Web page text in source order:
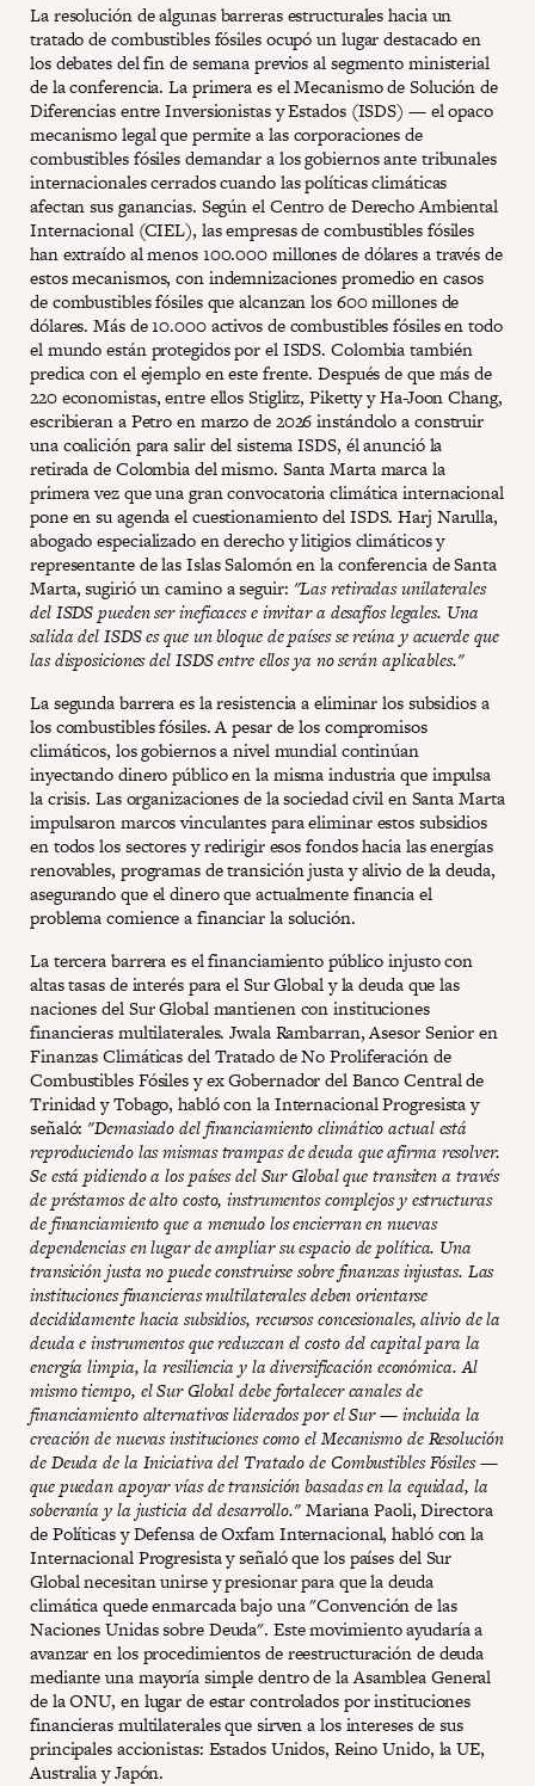
La resolución de algunas barreras estructurales hacia un
tratado de combustibles fósiles ocupó un lugar destacado en
los debates del fin de semana previos al segmento ministerial
de la conferencia. La primera es el Mecanismo de Solución de
Diferencias entre Inversionistas y Estados (ISDS) — el opaco
mecanismo legal que permite a las corporaciones de
combustibles fósiles demandar a los gobiernos ante tribunales
internacionales cerrados cuando las políticas climáticas
afectan sus ganancias. Según el Centro de Derecho Ambiental
Internacional (CIEL), las empresas de combustibles fósiles
han extraído al menos 100.000 millones de dólares a través de
estos mecanismos, con indemnizaciones promedio en casos
de combustibles fósiles que alcanzan los 600 millones de
dólares. Más de 10.000 activos de combustibles fósiles en todo
el mundo están protegidos por el ISDS. Colombia también
predica con el ejemplo en este frente. Después de que más de
220 economistas, entre ellos Stiglitz, Piketty y Ha-Joon Chang,
escribieran a Petro en marzo de 2026 instándolo a construir
una coalición para salir del sistema ISDS, él anunció la
retirada de Colombia del mismo. Santa Marta marca la
primera vez que una gran convocatoria climática internacional
pone en su agenda el cuestionamiento del ISDS. Harj Narulla,
abogado especializado en derecho y litigios climáticos y
representante de las Islas Salomón en la conferencia de Santa
Marta, sugirió un camino a seguir: "Las retiradas unilaterales
del ISDS pueden ser ineficaces e invitar a desafíos legales. Una
salida del ISDS es que un bloque de países se reúna y acuerde que
las disposiciones del ISDS entre ellos ya no serán aplicables."
La segunda barrera es la resistencia a eliminar los subsidios a
los combustibles fósiles. A pesar de los compromisos
climáticos, los gobiernos a nivel mundial continúan
inyectando dinero público en la misma industria que impulsa
la crisis. Las organizaciones de la sociedad civil en Santa Marta
impulsaron marcos vinculantes para eliminar estos subsidios
en todos los sectores y redirigir esos fondos hacia las energías
renovables, programas de transición justa y alivio de la deuda,
asegurando que el dinero que actualmente financia el
problema comience a financiar la solución.
La tercera barrera es el financiamiento público injusto con
altas tasas de interés para el Sur Global y la deuda que las
naciones del Sur Global mantienen con instituciones
financieras multilaterales. Jwala Rambarran, Asesor Senior en
Finanzas Climáticas del Tratado de No Proliferación de
Combustibles Fósiles y ex Gobernador del Banco Central de
Trinidad y Tobago, habló con la Internacional Progresista y
señaló:"Demasiado del financiamiento climático actual está
reproduciendo las mismas trampas de deuda que afirma resolver.
Se está pidiendo a los países del Sur Global que transiten a través
de préstamos de alto costo, instrumentos complejos y estructuras
de financiamiento que a menudo los encierran en nuevas
dependencias en lugar de ampliar su espacio de política. Una
transición justa no puede construirse sobre finanzas injustas. Las
instituciones financieras multilaterales deben orientarse
decididamente hacia subsidios, recursos concesionales, alivio de la
deuda e instrumentos que reduzcan el costo del capital para la
energía limpia, la resiliencia y la diversificación económica. Al
mismo tiempo, el Sur Global debe fortalecer canales de
financiamiento alternativos liderados por el Sur — incluida la
creación de nuevas instituciones como el Mecanismo de Resolución
de Deuda de la Iniciativa del Tratado de Combustibles Fósiles —
que puedan apoyar vías de transición basadas en la equidad, la
soberanía y la justicia del desarrollo."Mariana Paoli, Directora
de Políticas y Defensa de Oxfam Internacional, habló con la
Internacional Progresista y señaló que los países del Sur
Global necesitan unirse y presionar para que la deuda
climática quede enmarcada bajo una "Convención de las
Naciones Unidas sobre Deuda". Este movimiento ayudaría a
avanzar en los procedimientos de reestructuración de deuda
mediante una mayoría simple dentro de la Asamblea General
de la ONU, en lugar de estar controlados por instituciones
financieras multilaterales que sirven a los intereses de sus
principales accionistas: Estados Unidos, Reino Unido, la UE,
Australia y Japón.